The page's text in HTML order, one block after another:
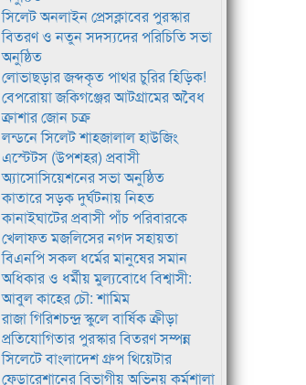
সিলেট অনলাইন প্রেসক্লাবের পুরস্কার
বিতরণ ও নতুন সদস্যদের পরিচিতি সভা
অনুষ্ঠিত
লোভাছড়ার জব্দকৃত পাথর চুরির হিড়িক!
বেপরোয়া জকিগঞ্জের আটগ্রামের অবৈধ
ক্রাশার জোন চক্র
লন্ডনে সিলেট শাহজালাল হাউজিং
এস্টেটস (উপশহর) প্রবাসী
অ্যাসোসিয়েশনের সভা অনুষ্ঠিত
কাতারে সড়ক দুর্ঘটনায় নিহত
কানাইঘাটের প্রবাসী পাঁচ পরিবারকে
খেলাফত মজলিসের নগদ সহায়তা
বিএনপি সকল ধর্মের মানুষের সমান
অধিকার ও ধর্মীয় মুল্যবোধে বিশ্বাসী:
আবুল কাহের চৌ: শামিম
রাজা গিরিশচন্দ্র স্কুলে বার্ষিক ক্রীড়া
প্রতিযোগিতার পুরস্কার বিতরণ সম্পন্ন
সিলেটে বাংলাদেশ গ্রুপ থিয়েটার
ফেডারেশানের বিভাগীয় অভিনয় কর্মশালা